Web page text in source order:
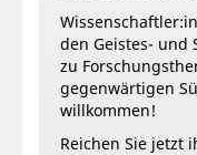
den Geistes- und
zu
gegenwärtigen
willkommen!
Reichen Sie jetzt